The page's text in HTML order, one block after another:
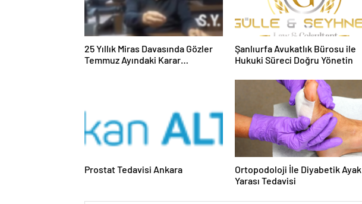
25 Yıllık Miras Davasında Gözler
Temmuz Ayındaki Karar
Şanlıurfa Avukatlık Bürosu ile
Hukuki Süreci Doğru Yönetin
Prostat Tedavisi Ankara
Ortopodoloji İle Diyabetik Ayak
Yarası Tedavisi